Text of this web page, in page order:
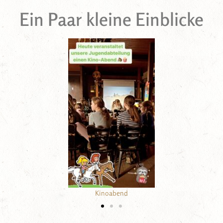
Ein Paar kleine Einblicke
Camping auf unserer Anlage